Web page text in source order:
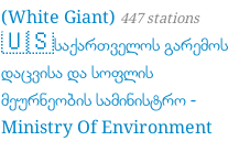
(White Giant) 447 stations
🇺🇸საქართველოს გარემოს
დაცვისა და სოფლის
მეურნეობის სამინისტრო -
Ministry Of Environment